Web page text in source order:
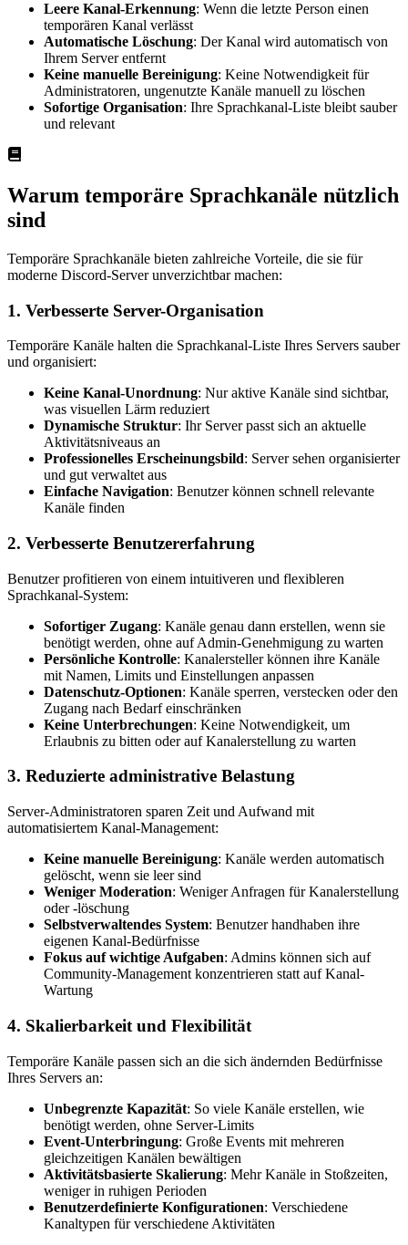
Leere Kanal-Erkennung: Wenn die letzte Person einen
temporären Kanal verlässt
Automatische Löschung: Der Kanal wird automatisch von
Ihrem Server entfernt
Keine manuelle Bereinigung: Keine Notwendigkeit für
Administratoren, ungenutzte Kanäle manuell zu löschen
Sofortige Organisation: Ihre Sprachkanal-Liste bleibt sauber
und relevant
Warum temporäre Sprachkanäle nützlich
sind
Temporäre Sprachkanäle bieten zahlreiche Vorteile, die sie für
moderne Discord-Server unverzichtbar machen:
1. Verbesserte Server-Organisation
Temporäre Kanäle halten die Sprachkanal-Liste Ihres Servers sauber
und organisiert:
Keine Kanal-Unordnung: Nur aktive Kanäle sind sichtbar,
was visuellen Lärm reduziert
Dynamische Struktur: Ihr Server passt sich an aktuelle
Aktivitätsniveaus an
Professionelles Erscheinungsbild: Server sehen organisierter
und gut verwaltet aus
Einfache Navigation: Benutzer können schnell relevante
Kanäle finden
2. Verbesserte Benutzererfahrung
Benutzer profitieren von einem intuitiveren und flexibleren
Sprachkanal-System:
Sofortiger Zugang: Kanäle genau dann erstellen, wenn sie
benötigt werden, ohne auf Admin-Genehmigung zu warten
Persönliche Kontrolle: Kanalersteller können ihre Kanäle
mit Namen, Limits und Einstellungen anpassen
Datenschutz-Optionen: Kanäle sperren, verstecken oder den
Zugang nach Bedarf einschränken
Keine Unterbrechungen: Keine Notwendigkeit, um
Erlaubnis zu bitten oder auf Kanalerstellung zu warten
3. Reduzierte administrative Belastung
Server-Administratoren sparen Zeit und Aufwand mit
automatisiertem Kanal-Management:
Keine manuelle Bereinigung: Kanäle werden automatisch
gelöscht, wenn sie leer sind
Weniger Moderation: Weniger Anfragen für Kanalerstellung
oder -löschung
Selbstverwaltendes System: Benutzer handhaben ihre
eigenen Kanal-Bedürfnisse
Fokus auf wichtige Aufgaben: Admins können sich auf
Community-Management konzentrieren statt auf Kanal-
Wartung
4. Skalierbarkeit und Flexibilität
Temporäre Kanäle passen sich an die sich ändernden Bedürfnisse
Ihres Servers an:
Unbegrenzte Kapazität: So viele Kanäle erstellen, wie
benötigt werden, ohne Server-Limits
Event-Unterbringung: Große Events mit mehreren
gleichzeitigen Kanälen bewältigen
Aktivitätsbasierte Skalierung: Mehr Kanäle in Stoßzeiten,
weniger in ruhigen Perioden
Benutzerdefinierte Konfigurationen: Verschiedene
Kanaltypen für verschiedene Aktivitäten